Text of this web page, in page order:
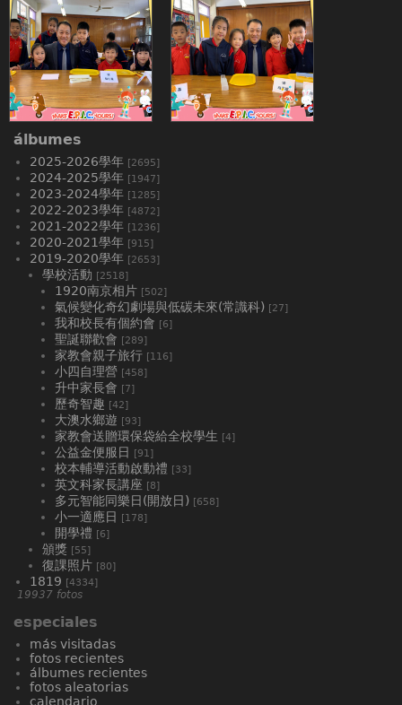
álbumes
2025-2026學年 [2695]
2024-2025學年 [1947]
2023-2024學年 [1285]
2022-2023學年 [4872]
2021-2022學年 [1236]
2020-2021學年 [915]
2019-2020學年 [2653]
學校活動 [2518]
1920南京相片 [502]
氣候變化奇幻劇場與低碳未來(常識科) [27]
我和校長有個約會 [6]
聖誕聯歡會 [289]
家教會親子旅行 [116]
小四自理營 [458]
升中家長會 [7]
歷奇智趣 [42]
大澳水鄉遊 [93]
家教會送贈環保袋給全校學生 [4]
公益金便服日 [91]
校本輔導活動啟動禮 [33]
英文科家長講座 [8]
多元智能同樂日(開放日) [658]
小一適應日 [178]
開學禮 [6]
頒獎 [55]
復課照片 [80]
1819 [4334]
19937 fotos
especiales
más visitadas
fotos recientes
álbumes recientes
fotos aleatorias
calendario